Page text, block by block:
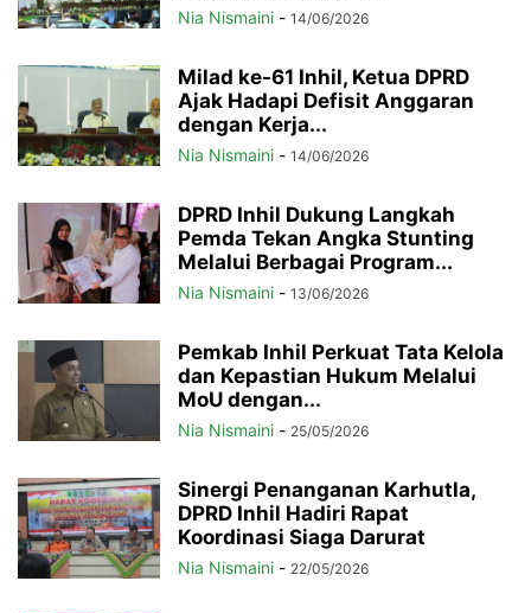
Nia Nismaini - 14/06/2026
Milad ke-61 Inhil, Ketua DPRD
Ajak Hadapi Defisit Anggaran
dengan Kerja...
Nia Nismaini - 14/06/2026
DPRD Inhil Dukung Langkah
Pemda Tekan Angka Stunting
Melalui Berbagai Program...
Nia Nismaini - 13/06/2026
Pemkab Inhil Perkuat Tata Kelola
dan Kepastian Hukum Melalui
MoU dengan...
Nia Nismaini - 25/05/2026
Sinergi Penanganan Karhutla,
DPRD Inhil Hadiri Rapat
Koordinasi Siaga Darurat
Nia Nismaini - 22/05/2026